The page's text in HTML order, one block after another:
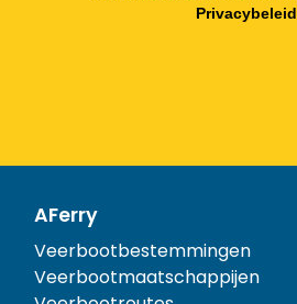
Privacybeleid
AFerry
Veerbootbestemmingen
Veerbootmaatschappijen